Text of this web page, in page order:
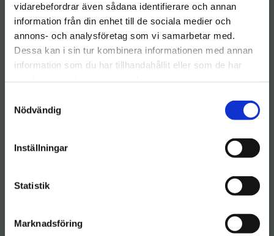
vidarebefordrar även sådana identifierare och annan
information från din enhet till de sociala medier och
annons- och analysföretag som vi samarbetar med.
Dessa kan i sin tur kombinera informationen med annan
information som du har tillhandahållit eller som de har
Nödvändig
Inställningar
Statistik
Marknadsföring
Kundtjänst: 076 023 4959
Fakturaadress:
Varuvägen 9
125 30 Älvsjö
Välkommen till hygieneleeds.se
Vill du handla som företag eller privatperson?
FÖRETAG
Priser visas inkl. moms